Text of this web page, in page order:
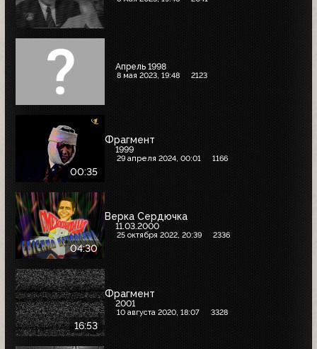
Апрель 1998
8 мая 2023, 19:48 2123
00:35
Фрагмент
1999
29 апреля 2024, 00:01 1166
04:30
Верка Сердючка
11.03.2000
25 октября 2022, 20:39 2336
16:53
Фрагмент
2001
10 августа 2020, 18:07 3328